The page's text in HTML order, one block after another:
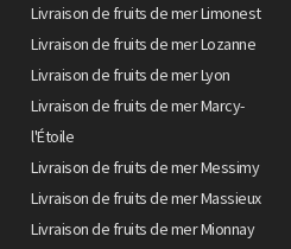
Livraison de fruits de mer Limonest
Livraison de fruits de mer Lozanne
Livraison de fruits de mer Lyon
Livraison de fruits de mer Marcy-
l'Étoile
Livraison de fruits de mer Messimy
Livraison de fruits de mer Massieux
Livraison de fruits de mer Mionnay